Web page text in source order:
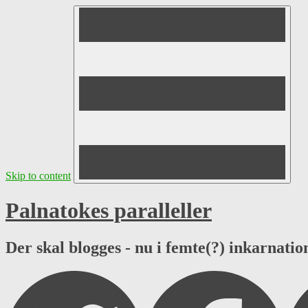
Skip to content
Palnatokes paralleller
Der skal blogges - nu i femte(?)